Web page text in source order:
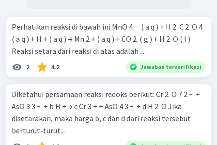
Dengan demikian, maka persamaan reaksi setaranya
menjadiO3 ( g ) +Br −( a q ) → BrO3
− ( a q ).
Jadi, persamaan reaksi redoks yang terjadi antara ozon
dan ion bromida dalam air yang menghasilkan ion
bromat dalam larutan asam adalah
Perhatikan reaksi di bawah ini MnO 4 − ​ ( a q ) + H 2 ​ C 2 ​ O 4 ​
( a q ) + H + ( a q ) → Mn 2 + ( a q ) + CO 2 ​ ( g ) + H 2 ​ O ( l )
Reaksi setara dari reaksi di atas adalah ....
2 4.2 Jawaban terverifikasi
Diketahui persamaan reaksi redoks berikut: Cr 2 ​ O 7 2 − ​ +
AsO 3 3 − ​ + b H + → c Cr 3 + + AsO 4 3 − ​ + d H 2 ​ O Jika
disetarakan, maka harga b, c dan d dari reaksi tersebut
berturut-turut...